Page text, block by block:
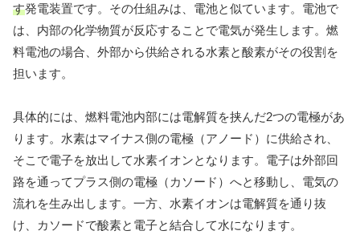
す発電装置です。その仕組みは、電池と似ています。電池で
は、内部の化学物質が反応することで電気が発生します。燃
料電池の場合、外部から供給される水素と酸素がその役割を
担います。
具体的には、燃料電池内部には電解質を挟んだ2つの電極があ
ります。水素はマイナス側の電極（アノード）に供給され、
そこで電子を放出して水素イオンとなります。電子は外部回
路を通ってプラス側の電極（カソード）へと移動し、電気の
流れを生み出します。一方、水素イオンは電解質を通り抜
け、カソードで酸素と電子と結合して水になります。